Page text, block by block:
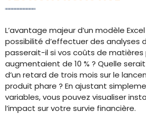
L’avantage majeur d’un modèle
possibilité d’effectuer des analyses
passerait-il si vos coûts de matières
augmentaient de 10 % ? Quelle
d’un retard de trois mois sur le
produit phare ? En ajustant
variables, vous pouvez visualiser
l’impact sur votre survie financière.